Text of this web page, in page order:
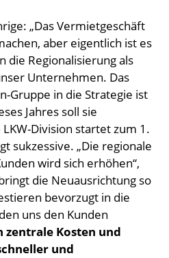
„Das Vermietgeschäft
aber eigentlich ist es
die Regionalisierung als
Unternehmen. Das
Gruppe in die Strategie ist
Jahres soll sie
Division startet zum 1.
sukzessive. „Die regionale
wird sich erhöhen“,
die Neuausrichtung so
bevorzugt in die
uns den Kunden
zentrale Kosten und
und